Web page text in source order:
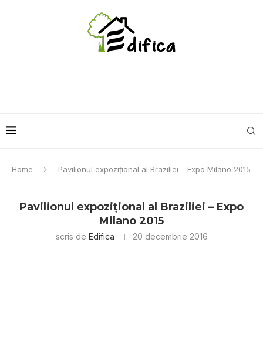
Home Pavilionul expoziţional al Braziliei – Expo Milano 2015
Pavilionul expoziţional al Braziliei – Expo
Milano 2015
scris de Edifica 20 decembrie 2016